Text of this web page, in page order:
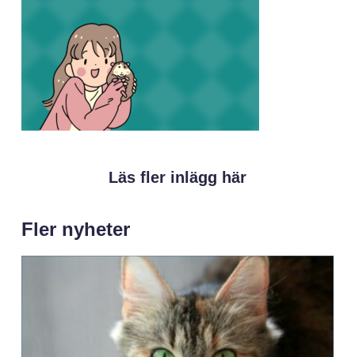
Läs fler inlägg här
Fler nyheter